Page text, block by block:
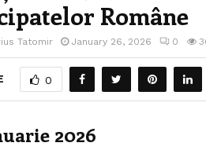
Române
Tatomir January 26, 2026 0
0
2026